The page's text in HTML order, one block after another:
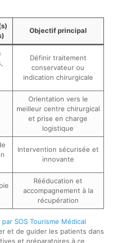
Objectif principal
Définir traitement
conservateur ou
indication chirurgicale
Orientation vers le
meilleur centre chirurgical
et prise en charge
logistique
Intervention sécurisée et
innovante
Rééducation et
accompagnement à la
récupération
SOS Tourisme Médical
et de guider les patients dans
et préparatoires à ce